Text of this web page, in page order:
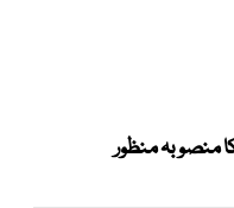
منصوبہ منظور